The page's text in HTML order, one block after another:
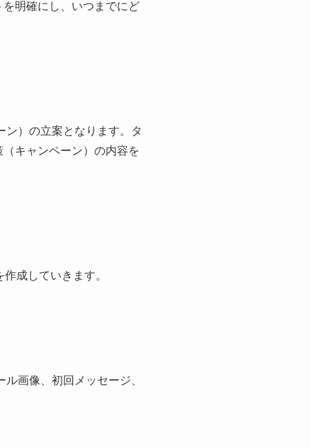
明確にし、いつまでにど
ン）の立案となります。タ
キャンペーン）の内容を
成していきます。
画像、初回メッセージ、